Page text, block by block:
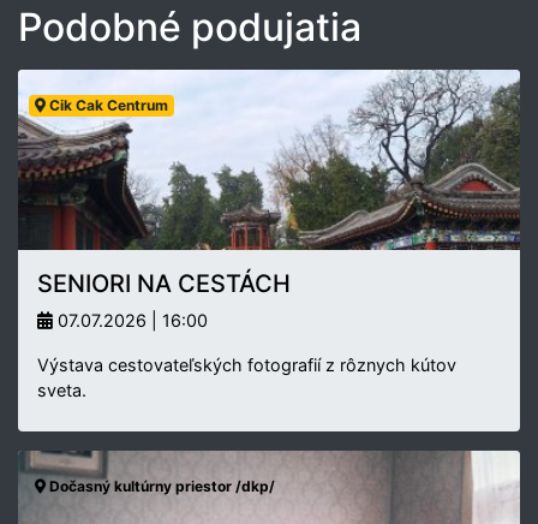
Podobné podujatia
Cik Cak Centrum
SENIORI NA CESTÁCH
07.07.2026 | 16:00
Výstava cestovateľských fotografií z rôznych kútov
sveta.
Dočasný kultúrny priestor /dkp/